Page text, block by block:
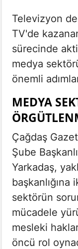
Televizyon
TV'de
sürecinde
medya
önemli
MEDYA
Çağdaş
Şube
Yarkadaş,
sektörün
mücadele
mesleki
öncü rol